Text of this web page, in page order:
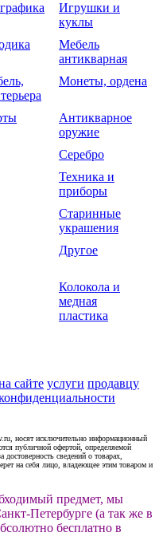
Игрушки и
куклы
Мебель
антикварная
Монеты, ордена
Антикварное
оружие
Серебро
Техника и
приборы
Старинные
украшения
Другое
Колокола и
медная
пластика
сайте услуги продавцу
носят исключительно информационный
публичной офертой, определяемой
сведений о товарах,
на себя лицо, владеющее этим товаром и
предмет, мы
Петербурге (а так же в
бесплатно в